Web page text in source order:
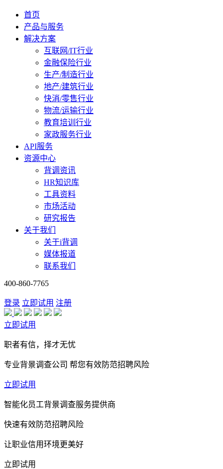
首页
产品与服务
解决方案
互联网/IT行业
金融保险行业
生产/制造行业
地产/建筑行业
快消/零售行业
物流/运输行业
教育培训行业
家政服务行业
API服务
资源中心
背调资讯
HR知识库
工具资料
市场活动
研究报告
关于我们
关于i背调
媒体报道
联系我们
400-860-7765
登录 立即试用 注册
立即试用
职者有信，择才无忧
专业背景调查公司 帮您有效防范招聘风险
立即试用
智能化员工背景调查服务提供商
快速有效防范招聘风险
让职业信用环境更美好
立即试用